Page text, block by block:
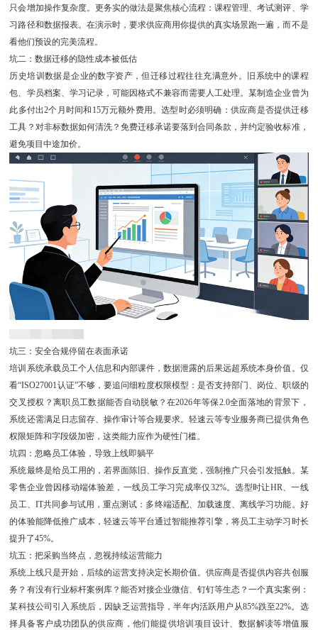
只会增加操作复杂度。更务实的做法是聚焦核心流程：课程管理、考试测评、学
习路径和数据报表。在演示时，要求供应商用你提供的真实场景跑一遍，而不是
看他们预设的完美流程。
坑二：数据迁移的隐性成本被低估
历史培训数据是企业的数字资产，但迁移过程往往充满意外。旧系统中的课程
包、学员档案、学习记录，可能因格式不兼容而需要人工处理。某制造企业曾为
此多付出2个月时间和15万元额外费用。选型时必须明确：供应商是否提供迁移
工具？对非标数据如何清洗？免费迁移承诺要落到合同条款，并约定验收标准，
避免项目中途加价。
坑三：安全合规停留在表面承诺
培训系统承载员工个人信息和内部课件，数据泄露的后果远超系统本身价值。仅
看“ISO27001认证”不够，要追问细粒度权限模型：是否支持部门、岗位、职级的
交叉授权？离职员工数据能否自动脱敏？在2026年等保2.0全面落地的背景下，
系统还需满足日志留存、操作审计等合规要求。轻速云等专业服务商已提供角色
权限矩阵和字段级加密，这类能力应作为硬性门槛。
坑四：忽略员工体验，导致上线即躺平
系统最终是给员工用的，若界面陈旧、操作反直觉，强制推广只会引发抵触。某
零售企业曾因移动端体验差，一线员工学习完成率仅32%。选型时让HR、一线
员工、IT共同参与试用，重点测试：多终端适配、加载速度、离线学习功能。好
的体验能降低推广成本，轻速云等平台通过智能推荐引擎，将员工主动学习时长
提升了45%。
坑五：把采购当终点，忽视持续运营能力
系统上线只是开始，后续的运营支持决定长期价值。供应商是否提供内容共创服
务？有没有行业标杆案例库？能否对接企业微信、钉钉等生态？一个真实案例：
某科技公司引入系统后，因缺乏运营指导，半年内活跃用户从85%跌至22%。选
择具备客户成功团队的供应商，他们能提供培训项目设计、数据解读等增值服